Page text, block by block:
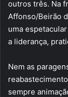
outros três. Na
Affonso/Beirão
uma
a liderança,
Nem as
sempre